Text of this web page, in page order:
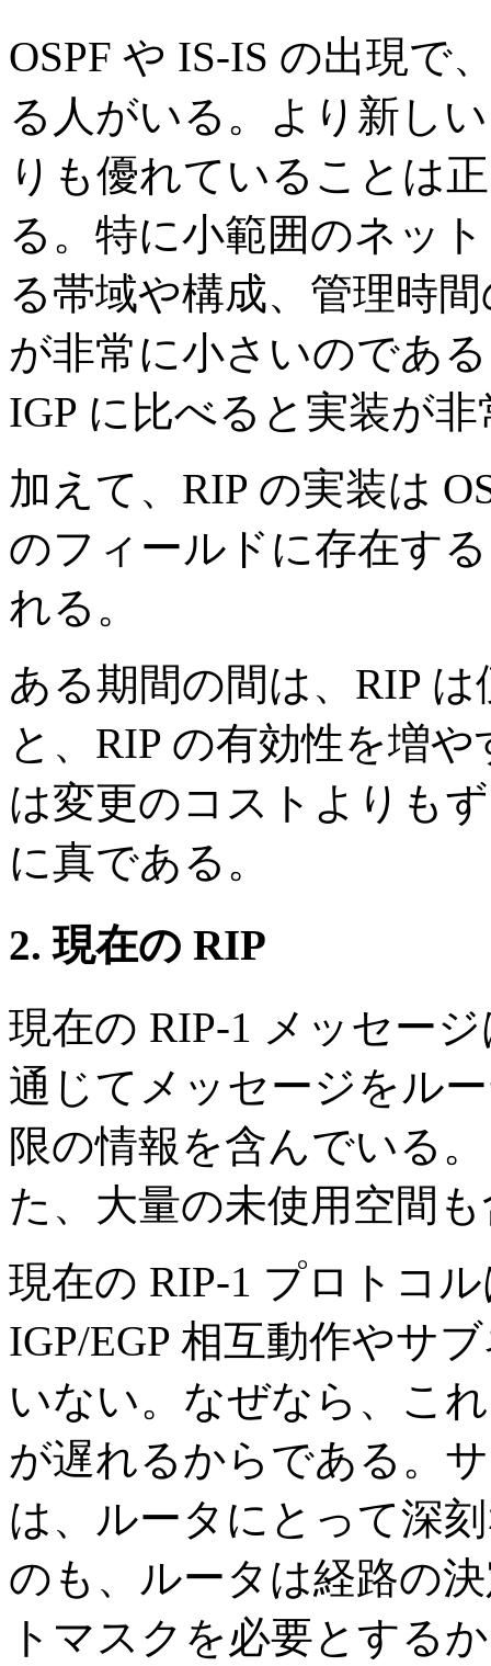
OSPF や IS-IS の出現で
る人がいる。より新し
りも優れていることは
る。特に小範囲のネッ
る帯域や構成、管理時
が非常に小さいのであ
IGP に比べると実装が
加えて、RIP の実装は
のフィールドに存在す
れる。
ある期間の間は、RIP
と、RIP の有効性を増
は変更のコストよりも
に真である。
2. 現在の RIP
現在の RIP-1 メッセー
通じてメッセージをル
限の情報を含んでいる
た、大量の未使用空間
現在の RIP-1 プロトコ
IGP/EGP 相互動作やサ
いない。なぜなら、こ
が遅れるからである。
は、ルータにとって深
のも、ルータは経路の
トマスクを必要とする